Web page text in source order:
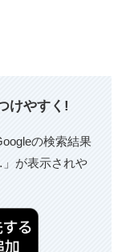
けやすく!
の検索結果
が表示されや